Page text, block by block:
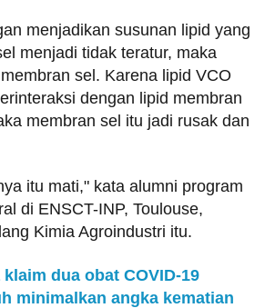
menjadikan susunan lipid yang
menjadi tidak teratur, maka
sel. Karena lipid VCO
dengan lipid membran
membran sel itu jadi rusak dan
itu mati," kata alumni program
di ENSCT-INP, Toulouse,
Kimia Agroindustri itu.
klaim dua obat COVID-19
minimalkan angka kematian